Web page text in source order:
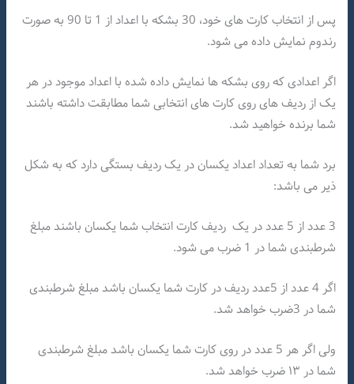
پس از انتخاب کارت های خود، 30 بشکه با اعداد از 1 تا 90 به صورت
رندوم نمایش داده می شود.
اگر اعدادی که روی بشکه ها نمایش داده شده با اعداد موجود در هر
یک از ردیف های روی کارت های انتخابی شما مطابقت داشته باشند
شما برنده خواهید شد.
برد شما به تعداد اعداد یکسان در یک ردیف بستگی دارد که به شکل
ذیر می باشد:
3 عدد از 5 عدد در یک ردیف کارت انتخاب شما یکسان باشند مبلغ
شرطبندی شما در 1 ضرب می شود.
اگر 4 عدد از 5عدد ردیف در کارت شما یکسان باشد مبلغ شرطبندی
شما در 3ضرب خواهد شد.
ولی اگر هر 5 عدد در روی کارت شما یکسان باشد مبلغ شرطبندی
شما در ۱۳ ضرب خواهد شد.